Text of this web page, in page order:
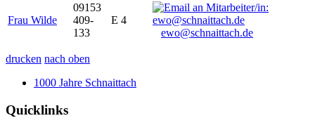
Frau Wilde
09153
409-
133
E 4
ewo@schnaittach.de
drucken nach oben
1000 Jahre Schnaittach
Quicklinks